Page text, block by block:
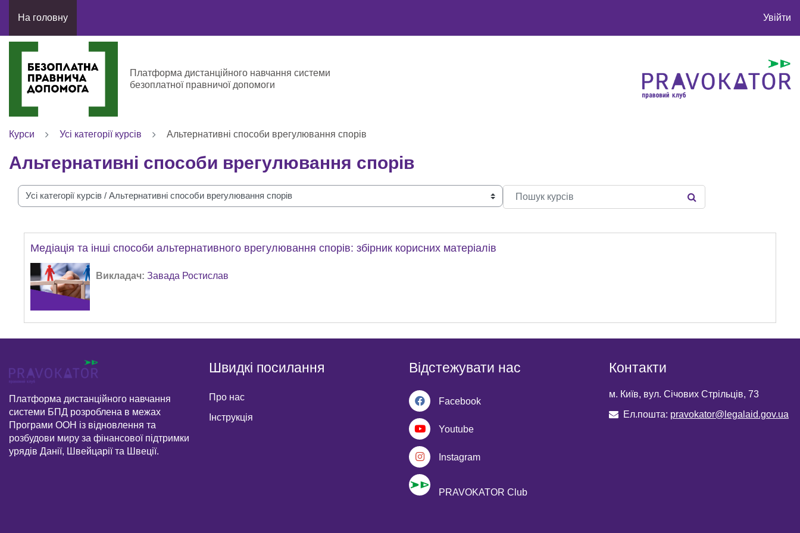
На головну
Увійти
Платформа дистанційного навчання системи
безоплатної правничої допомоги
Курси Усі категорії курсів Альтернативні способи врегулювання спорів
Альтернативні способи врегулювання спорів
курсів
Пошук курсів
ПОШУК КУРСІВ
Медіація та інші способи альтернативного врегулювання спорів: збірник корисних матеріалів
Викладач: Завада Ростислав
Платформа дистанційного навчання
системи БПД розроблена в межах
Програми ООН із відновлення та
розбудови миру за фінансової підтримки
урядів Данії, Швейцарії та Швеції.
Швидкі посилання
Про нас
Інструкція
Відстежувати нас
Facebook
Youtube
Instagram
PRAVOKATOR Club
Контакти
м. Київ, вул. Січових Стрільців, 73
Ел.пошта: pravokator@legalaid.gov.ua